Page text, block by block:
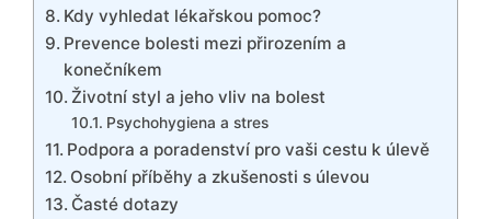
Kdy vyhledat lékařskou pomoc?
Prevence bolesti mezi přirozením a
konečníkem
Životní styl a jeho vliv na bolest
Psychohygiena a stres
Podpora a poradenství pro vaši cestu k úlevě
Osobní příběhy a zkušenosti s úlevou
Časté dotazy